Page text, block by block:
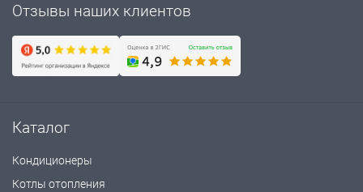
Отзывы наших клиентов
Каталог
Кондиционеры
Котлы отопления